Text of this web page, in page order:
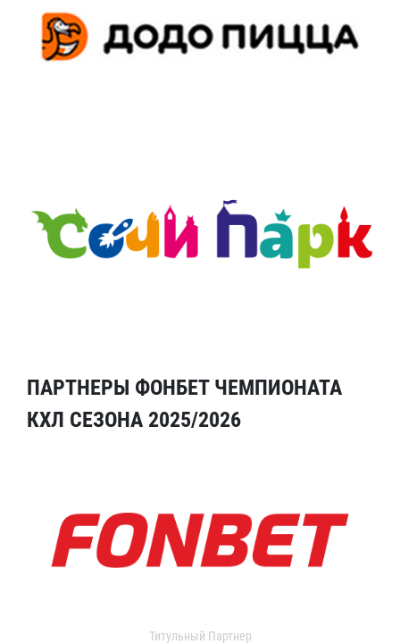
ПАРТНЕРЫ ФОНБЕТ ЧЕМПИОНАТА
КХЛ СЕЗОНА 2025/2026
Титульный Партнер